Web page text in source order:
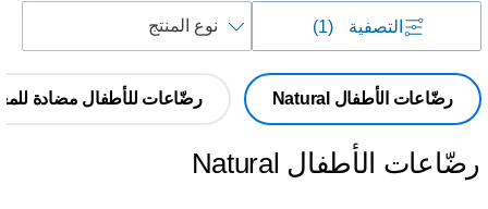
التصفية
حسب
رضّاعات الأطفال Natural رضّاعات للأطفال مضادة
رضّاعات الأطفال Natural